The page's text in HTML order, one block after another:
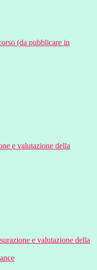
(da pubblicare in
e valutazione della
e valutazione della